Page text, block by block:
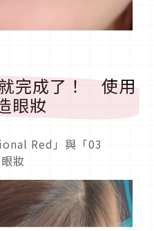
完成了！ 使用
眼妝
Red」與「03
妝